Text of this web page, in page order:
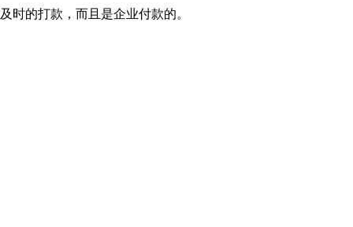
时的打款，而且是企业付款的。